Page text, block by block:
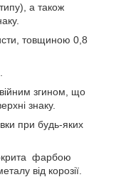
а також
товщиною 0,8
згином, що
знаку.
при будь-яких
фарбою
від корозії.